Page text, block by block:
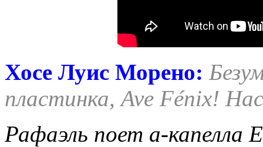
Хосе Луис Морено:
пластинка, Ave Fénix!
Рафаэль поет а-капелла